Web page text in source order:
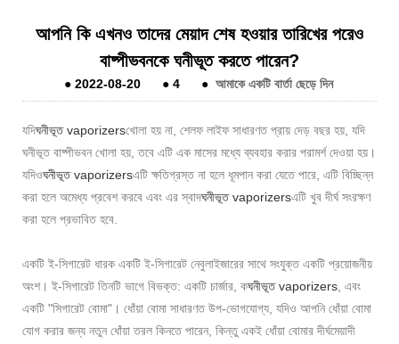
আপনি কি এখনও তাদের মেয়াদ শেষ হওয়ার তারিখের পরেও
বাষ্পীভবনকে ঘনীভূত করতে পারেন?
●2022-08-20 ●4 ● আমাকে একটি বার্তা ছেড়ে দিন
যদিঘনীভূত vaporizersখোলা হয় না, শেলফ লাইফ সাধারণত প্রায় দেড় বছর হয়, যদি
ঘনীভূত বাষ্পীভবন খোলা হয়, তবে এটি এক মাসের মধ্যে ব্যবহার করার পরামর্শ দেওয়া হয়।
যদিওঘনীভূত vaporizersএটি ক্ষতিগ্রস্ত না হলে ধূমপান করা যেতে পারে, এটি বিচ্ছিন্ন
করা হলে অমেধ্য প্রবেশ করবে এবং এর স্বাদঘনীভূত vaporizersএটি খুব দীর্ঘ সংরক্ষণ
করা হলে প্রভাবিত হবে.
একটি ই-সিগারেট ধারক একটি ই-সিগারেট নেবুলাইজারের সাথে সংযুক্ত একটি প্রয়োজনীয়
অংশ। ই-সিগারেট তিনটি ভাগে বিভক্ত: একটি চার্জার, কঘনীভূত vaporizers , এবং
একটি "সিগারেট বোমা"। ধোঁয়া বোমা সাধারণত উপ-ভোগযোগ্য, যদিও আপনি ধোঁয়া বোমা
যোগ করার জন্য নতুন ধোঁয়া তরল কিনতে পারেন, কিন্তু একই ধোঁয়া বোমার দীর্ঘমেয়াদী